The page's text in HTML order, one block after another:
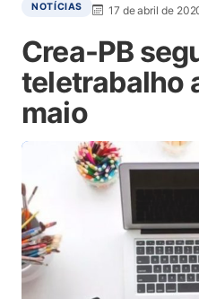
NOTÍCIAS 17 de abril de
Crea-PB
teletrabalho
maio